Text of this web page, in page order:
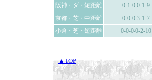
阪神・ダ・短距離 0-1-0-0-1-9
京都・芝・中距離 0-0-0-3-1-7
小倉・芝・短距離 0-0-0-0-2-10
▲TOP